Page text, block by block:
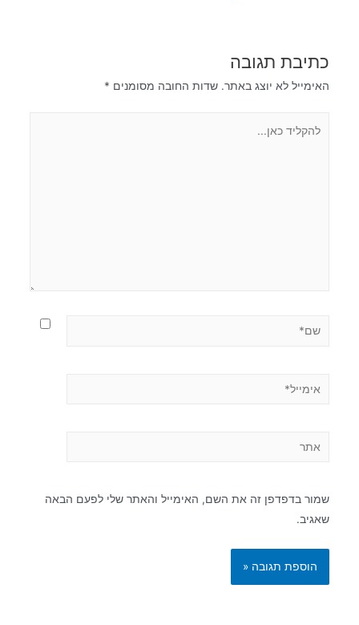
כתיבת תגובה
האימייל לא יוצג באתר. שדות החובה מסומנים *
שמור בדפדפן זה את השם, האימייל והאתר שלי לפעם הבאה
שאגיב.